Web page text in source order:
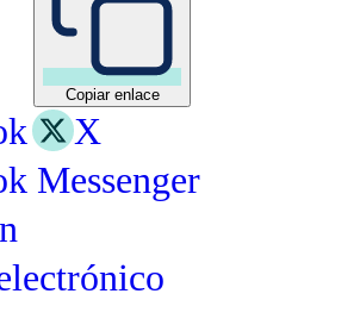
Copiar enlace
X
Messenger